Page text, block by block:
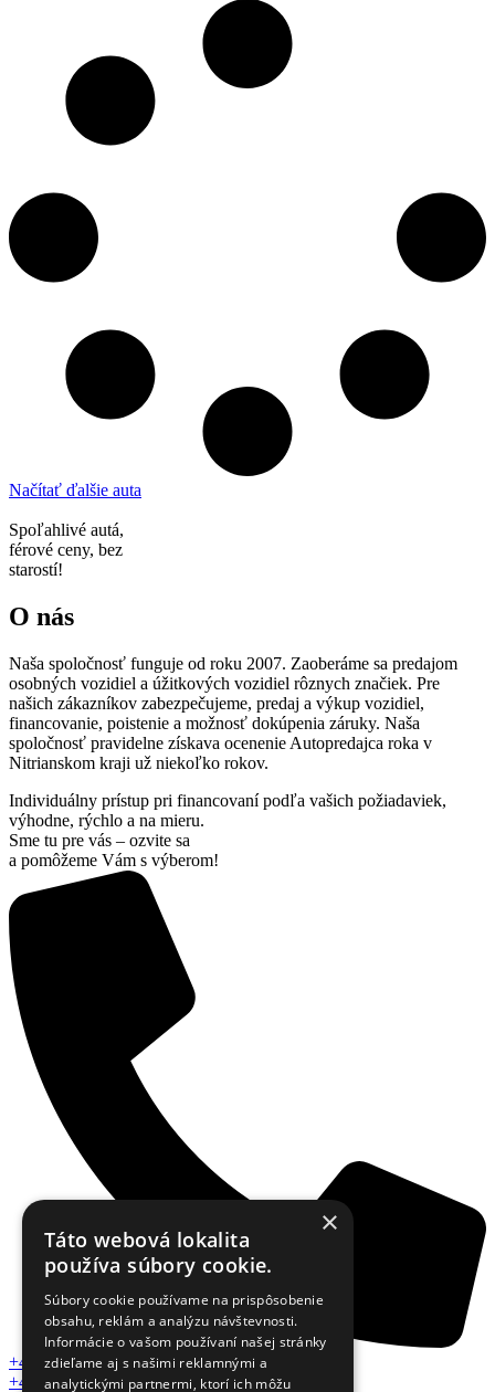
Načítať ďalšie auta
Spoľahlivé autá,
férové ceny, bez
starostí!
O nás
Naša spoločnosť funguje od roku 2007. Zaoberáme sa predajom
osobných vozidiel a úžitkových vozidiel rôznych značiek. Pre
našich zákazníkov zabezpečujeme, predaj a výkup vozidiel,
financovanie, poistenie a možnosť dokúpenia záruky. Naša
spoločnosť pravidelne získava ocenenie Autopredajca roka v
Nitrianskom kraji už niekoľko rokov.
Individuálny prístup pri financovaní podľa vašich požiadaviek,
výhodne, rýchlo a na mieru.
Sme tu pre vás – ozvite sa
a pomôžeme Vám s výberom!
+421 918 412 186
+421 918 750 005
×
Táto webová lokalita
používa súbory cookie.
Súbory cookie používame na prispôsobenie
obsahu, reklám a analýzu návštevnosti.
Informácie o vašom používaní našej stránky
zdieľame aj s našimi reklamnými a
analytickými partnermi, ktorí ich môžu